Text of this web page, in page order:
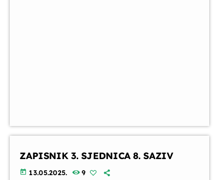
ZAPISNIK 3. SJEDNICA 8. SAZIV
today 13.05.2025. 9